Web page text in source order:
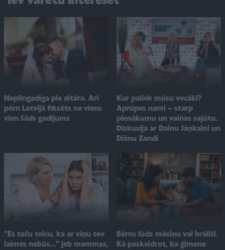
Nepilngadīga pie altāra. Arī
pērn Latvijā fiksēts ne viens
vien šāds gadījums
Kur paliek mūsu vecāki?
Aprūpes nami – starp
pienākumu un vainas sajūtu.
Diskusija ar Dainu Jāņkalni un
Diānu Zandi
"Es taču teicu, ka ar viņu tev
laimes nebūs..." jeb mammas,
Bērns lūdz māsiņu vai brālīti.
Kā paskaidrot, ka ģimene